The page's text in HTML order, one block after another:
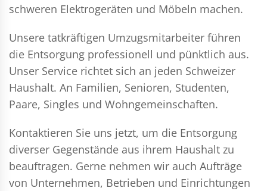
schweren Elektrogeräten und Möbeln machen.
Unsere tatkräftigen Umzugsmitarbeiter führen
die Entsorgung professionell und pünktlich aus.
Unser Service richtet sich an jeden Schweizer
Haushalt. An Familien, Senioren, Studenten,
Paare, Singles und Wohngemeinschaften.
Kontaktieren Sie uns jetzt, um die Entsorgung
diverser Gegenstände aus ihrem Haushalt zu
beauftragen. Gerne nehmen wir auch Aufträge
von Unternehmen, Betrieben und Einrichtungen